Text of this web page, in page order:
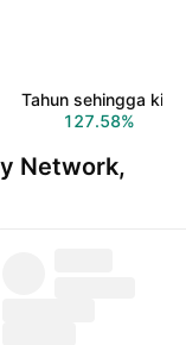
Tahun sehingga kini
127.58%
Network,